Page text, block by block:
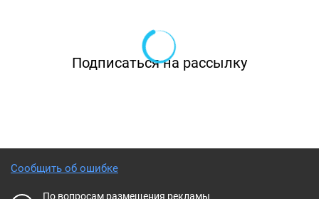
Подписаться на рассылку
Сообщить об ошибке
По вопросам размещения рекламы